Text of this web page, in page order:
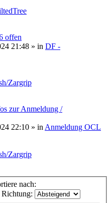
offen
21:48 » in DF -
Zargrip
zur Anmeldung /
22:10 » in Anmeldung OCL
Zargrip
nach:
Richtung: